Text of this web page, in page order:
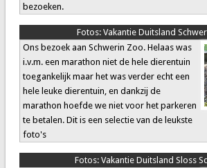
bezoeken.
Fotos:Vakantie Duitsland
Ons bezoek aan Schwerin Zoo. Helaas was
i.v.m. een marathon niet de hele dierentuin
toegankelijk maar het was verder echt een
hele leuke dierentuin, en dankzij de
marathon hoefde we niet voor het parkeren
te betalen. Dit is een selectie van de leukste
foto's
Fotos:Vakantie Duitsland Sloss